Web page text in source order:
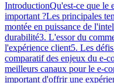
IntroductionQu'est-ce que le
important ?Les principales
montée en puissance de
durabilité3. L'essor du
l'expérience client5. Les
comparatif des enjeux du e-
meilleurs canaux pour le e-
important d'offrir une